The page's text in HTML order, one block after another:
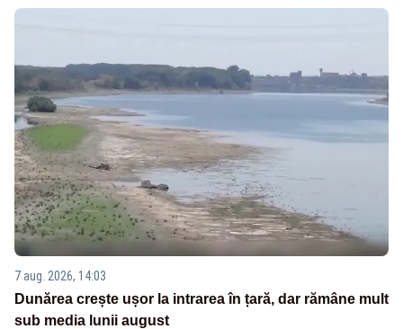
7 aug. 2026, 14:03
Dunărea crește ușor la intrarea în țară, dar rămâne mult
sub media lunii august